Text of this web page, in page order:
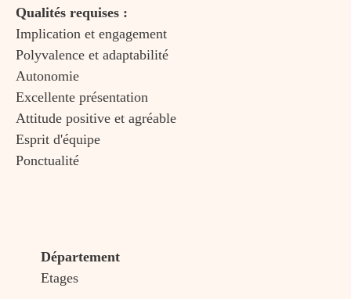
Qualités requises :
Implication et engagement
Polyvalence et adaptabilité
Autonomie
Excellente présentation
Attitude positive et agréable
Esprit d'équipe
Ponctualité
Département
Etages